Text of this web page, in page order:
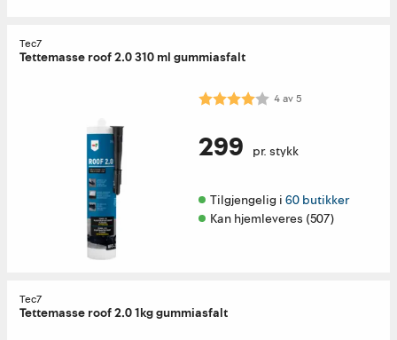
Tec7
Tettemasse roof 2.0 310 ml gummiasfalt
Karakter: 4.0 av 5 mulige
4av5
299 pr. stykk
Tilgjengelig i 60 butikker
Kan hjemleveres (507)
Tec7
Tettemasse roof 2.0 1kg gummiasfalt